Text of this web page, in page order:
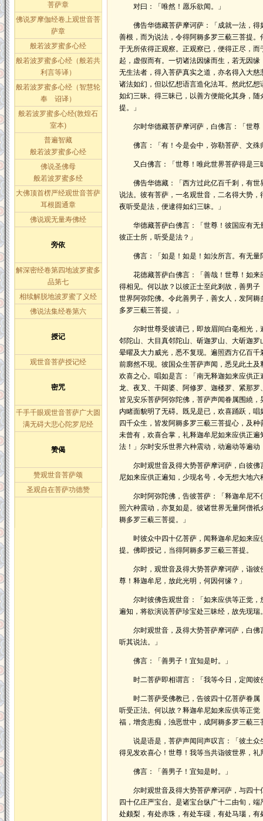
菩萨章
佛说罗摩伽经卷上观世音菩
萨章
般若波罗蜜多心经
般若波罗蜜多心经（般若共
利言等译）
般若波罗蜜多心经（智慧轮
奉 诏译）
般若波罗蜜多心经(敦煌石
室本)
普遍智藏
般若波罗蜜多心经
佛说圣佛母
般若波罗蜜多经
大佛顶首楞严经观世音菩萨
耳根圆通章
佛说观无量寿佛经
旁依
解深密经卷第四地波罗蜜多
品第七
相续解脱地波罗蜜了义经
佛说法集经卷第六
授记
观世音菩萨授记经
密咒
千手千眼观世音菩萨广大圆
满无碍大悲心陀罗尼经
赞偈
赞观世音菩萨颂
圣观自在菩萨功德赞
对曰：「唯然！愿乐欲闻。」
佛告华德藏菩萨摩诃萨：「成就一法，得
善根，而为说法，令得阿耨多罗三藐三菩提
于无所依得正观察。正观察已，便得正尽，
起，虚假而有。一切诸法因缘而生，若无因
无生法者，得入菩萨真实之道，亦名得入大
诸法如幻，但以忆想语言造化法耳。然此忆
如幻三昧。得三昧已，以善方便能化其身，
提。」
尔时华德藏菩萨摩诃萨，白佛言：「世尊
佛言：「有！今是会中，弥勒菩萨、文殊
又白佛言：「世尊！唯此世界菩萨得是三
佛告华德藏：「西方过此亿百千剎，有世
说法。彼有菩萨，一名观世音，二名得大势
夜听受是法，便逮得如幻三昧。」
华德藏菩萨白佛言：「世尊！彼国应有无
彼正士所，听受是法？」
佛言：「如是！如是！如汝所言。有无量
花德藏菩萨白佛言：「善哉！世尊！如来
得相见。何以故？以彼正士至此剎故，善男
世界阿弥陀佛。令此善男子，善女人，发阿
多罗三藐三菩提。」
尔时世尊受彼请已，即放眉间白毫相光，
邻陀山、大目真邻陀山、斫迦罗山、大斫迦
晕曜及大力威光，悉不复现。遍照西方亿百
前廓然不现。彼国众生菩萨声闻，悉见此土
欢喜之心。唱如是言：「南无释迦如来应供
龙、夜叉、干闼婆、阿修罗、迦楼罗、紧那
皆见安乐菩萨阿弥陀佛，菩萨声闻眷属围繞
内睹面貌明了无碍。既见是已，欢喜踊跃，
四千众生，皆发阿耨多罗三藐三菩提心，及
未曾有，欢喜合掌，礼释迦牟尼如来应供正
法！」尔时安乐世界六种震动，动遍动等遍
尔时观世音及得大势菩萨摩诃萨，白彼佛
尼如来应供正遍知，少现名号，令无想大地六
尔时阿弥陀佛，告彼菩萨：「释迦牟尼不
照六种震动，亦复如是。彼诸世界无量阿僧
耨多罗三藐三菩提。」
时彼众中四十亿菩萨，闻释迦牟尼如来应
提。佛即授记，当得阿耨多罗三藐三菩提。
尔时，观世音及得大势菩萨摩诃萨，诣彼
尊！释迦牟尼，放此光明，何因何缘？」
尔时彼佛告观世音：「如来应供等正觉，
遍知，将欲演说菩萨珍宝处三昧经，故先现瑞
尔时观世音，及得大势菩萨摩诃萨，白佛
听其说法。」
佛言：「善男子！宜知是时。」
时二菩萨即相谓言：「我等今日，定闻彼
时二菩萨受佛教已，告彼四十亿菩萨眷属
听受正法。何以故？释迦牟尼如来应供等正
福，增贪恚痴，浊恶世中，成阿耨多罗三藐三
说是语是，菩萨声闻同声叹言：「彼土众
得见发欢喜心！世尊！我等当共诣彼世界，礼
佛言：「善男子！宜知是时。」
尔时观世音及得大势菩萨摩诃萨，与四十
四十亿庄严宝台。是诸宝台纵广十二由旬，
处颇梨，有处赤珠，有处车磲，有处马瑙，